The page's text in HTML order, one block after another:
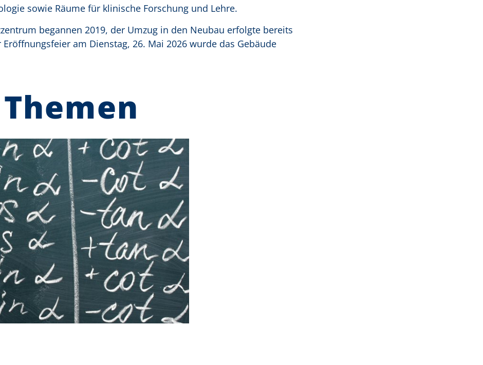
sowie Räume für klinische Forschung und Lehre.
begannen 2019, der Umzug in den Neubau erfolgte bereits
am Dienstag, 26. Mai 2026 wurde das Gebäude